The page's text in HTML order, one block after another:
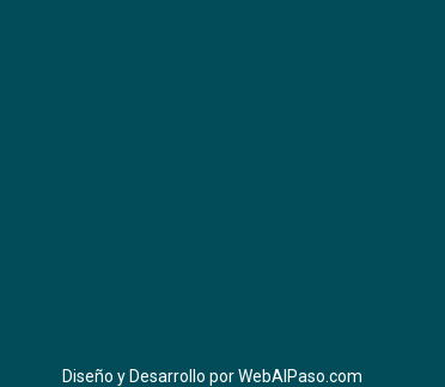
Diseño y Desarrollo porWebAlPaso.com